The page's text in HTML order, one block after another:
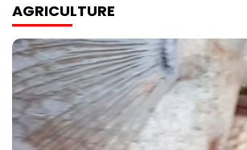
AGRICULTURE